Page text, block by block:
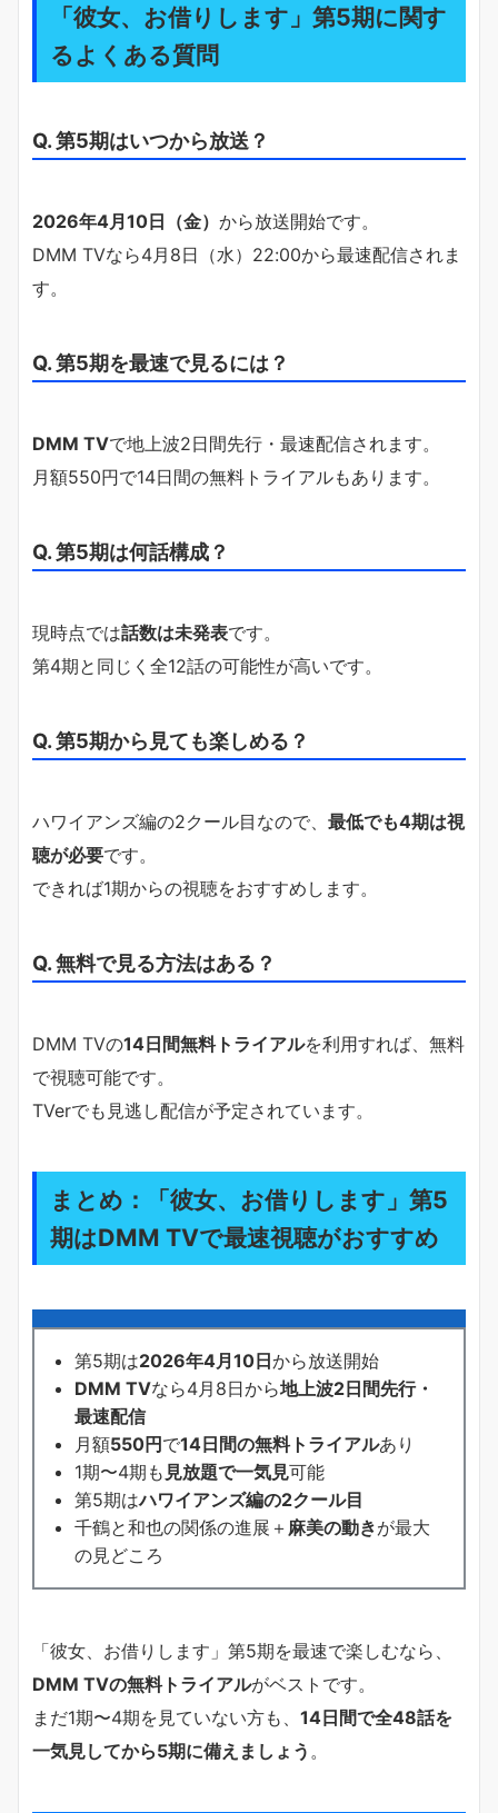
「彼女、お借りします」第5期に関す
るよくある質問
Q. 第5期はいつから放送？
2026年4月10日（金） から放送開始です。
DMM TVなら4月8日（水）22:00から最速配信されま
す。
Q. 第5期を最速で見るには？
DMM TVで地上波2日間先行・最速配信されます。
月額550円で14日間の無料トライアルもあります。
Q. 第5期は何話構成？
現時点では話数は未発表です。
第4期と同じく全12話の可能性が高いです。
Q. 第5期から見ても楽しめる？
ハワイアンズ編の2クール目なので、 最低でも4期は視
聴が必要です。
できれば1期からの視聴をおすすめします。
Q. 無料で見る方法はある？
DMM TVの14日間無料トライアルを利用すれば、無料
で視聴可能です。
TVerでも見逃し配信が予定されています。
まとめ：「彼女、お借りします」第5
期はDMM TVで最速視聴がおすすめ
第5期は2026年4月10日から放送開始
DMM TVなら4月8日から地上波2日間先行・
最速配信
月額550円で14日間の無料トライアルあり
1期〜4期も 見放題で一気見可能
第5期はハワイアンズ編の2クール目
千鶴と和也の関係の進展＋ 麻美の動きが最大
の見どころ
「彼女、お借りします」第5期を最速で楽しむなら、
DMM TVの無料トライアルがベストです。
まだ1期〜4期を見ていない方も、 14日間で全48話を
一気見してから5期に備えましょう 。